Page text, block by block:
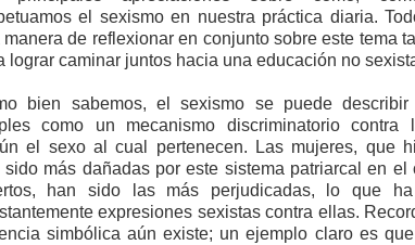
el sexismo en nuestra práctica diaria.
manera de reflexionar en conjunto sobre este tema
lograr caminar juntos hacia una educación no
bien sabemos, el sexismo se puede
como un mecanismo discriminatorio contra
el sexo al cual pertenecen. Las mujeres, que
sido más dañadas por este sistema patriarcal en el
han sido las más perjudicadas, lo que ha
expresiones sexistas contra ellas.
simbólica aún existe; un ejemplo claro es